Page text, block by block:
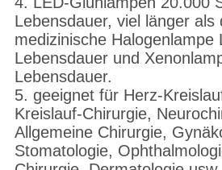
Lebensdauer, viel länger als
medizinische Halogenlampe
Lebensdauer und
Lebensdauer.
5. geeignet für Herz-
Kreislauf-Chirurgie,
Allgemeine Chirurgie,
Stomatologie,